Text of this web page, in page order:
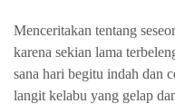
Menceritakan tentang
karena sekian lama
sana hari begitu indah dan
langit kelabu yang gelap